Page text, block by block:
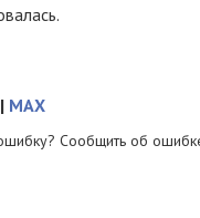
| MAX
Cообщить об